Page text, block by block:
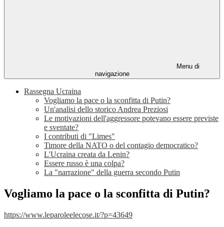
Menu di
navigazione
Rassegna Ucraina
Vogliamo la pace o la sconfitta di Putin?
Un'analisi dello storico Andrea Preziosi
Le motivazioni dell'aggressore potevano essere previste
e sventate?
I contributi di "Limes"
Timore della NATO o del contagio democratico?
L'Ucraina creata da Lenin?
Essere russo è una colpa?
La "narrazione" della guerra secondo Putin
Vogliamo la pace o la sconfitta di Putin?
https://www.leparoleelecose.it/?p=43649